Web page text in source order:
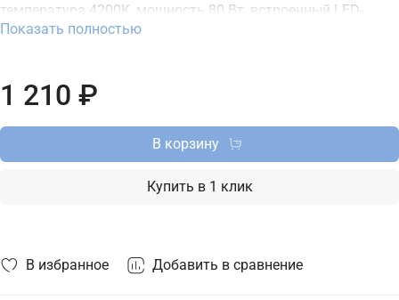
В избранное Добавить в сравнение
температура 4200K, мощность 80 Вт, встроенный LED-
источник, степень защиты IP65. В интернет-магазине ТД
России и актуальной ценой на сайте.
Показать полностью
1 210 ₽
В корзину
Купить в 1 клик